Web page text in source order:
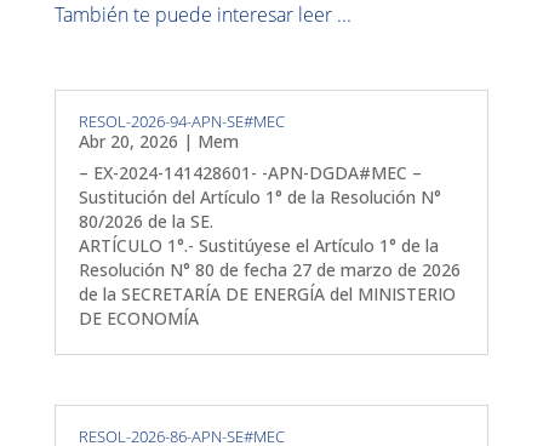
También te puede interesar leer ...
RESOL-2026-94-APN-SE#MEC
Abr 20, 2026 | Mem
– EX-2024-141428601- -APN-DGDA#MEC –
Sustitución del Artículo 1° de la Resolución N°
80/2026 de la SE.
ARTÍCULO 1°.- Sustitúyese el Artículo 1° de la
Resolución N° 80 de fecha 27 de marzo de 2026
de la SECRETARÍA DE ENERGÍA del MINISTERIO
DE ECONOMÍA
RESOL-2026-86-APN-SE#MEC